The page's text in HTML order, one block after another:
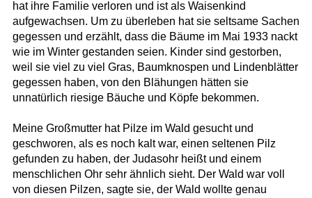
hat ihre Familie verloren und ist als Waisenkind
aufgewachsen. Um zu überleben hat sie seltsame Sachen
gegessen und erzählt, dass die Bäume im Mai 1933 nackt
wie im Winter gestanden seien. Kinder sind gestorben,
weil sie viel zu viel Gras, Baumknospen und Lindenblätter
gegessen haben, von den Blähungen hätten sie
unnatürlich riesige Bäuche und Köpfe bekommen.
Meine Großmutter hat Pilze im Wald gesucht und
geschworen, als es noch kalt war, einen seltenen Pilz
gefunden zu haben, der Judasohr heißt und einem
menschlichen Ohr sehr ähnlich sieht. Der Wald war voll
von diesen Pilzen, sagte sie, der Wald wollte genau